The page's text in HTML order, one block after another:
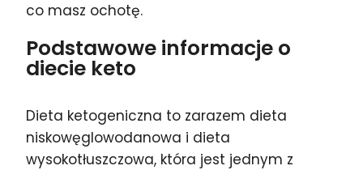
co masz ochotę.
Podstawowe informacje o
diecie keto
Dieta ketogeniczna to zarazem dieta
niskowęglowodanowa i dieta
wysokotłuszczowa, która jest jednym z